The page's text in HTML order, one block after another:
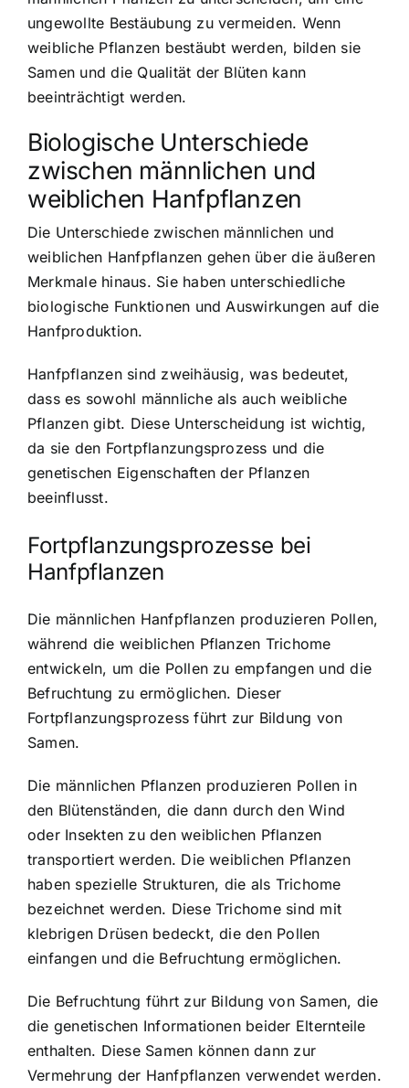
ungewollte Bestäubung zu vermeiden. Wenn
weibliche Pflanzen bestäubt werden, bilden sie
Samen und die Qualität der Blüten kann
beeinträchtigt werden.
Biologische Unterschiede
zwischen männlichen und
weiblichen Hanfpflanzen
Die Unterschiede zwischen männlichen und
weiblichen Hanfpflanzen gehen über die äußeren
Merkmale hinaus. Sie haben unterschiedliche
biologische Funktionen und Auswirkungen auf die
Hanfproduktion.
Hanfpflanzen sind zweihäusig, was bedeutet,
dass es sowohl männliche als auch weibliche
Pflanzen gibt. Diese Unterscheidung ist wichtig,
da sie den Fortpflanzungsprozess und die
genetischen Eigenschaften der Pflanzen
beeinflusst.
Fortpflanzungsprozesse bei
Hanfpflanzen
Die männlichen Hanfpflanzen produzieren Pollen,
während die weiblichen Pflanzen Trichome
entwickeln, um die Pollen zu empfangen und die
Befruchtung zu ermöglichen. Dieser
Fortpflanzungsprozess führt zur Bildung von
Samen.
Die männlichen Pflanzen produzieren Pollen in
den Blütenständen, die dann durch den Wind
oder Insekten zu den weiblichen Pflanzen
transportiert werden. Die weiblichen Pflanzen
haben spezielle Strukturen, die als Trichome
bezeichnet werden. Diese Trichome sind mit
klebrigen Drüsen bedeckt, die den Pollen
einfangen und die Befruchtung ermöglichen.
Die Befruchtung führt zur Bildung von Samen, die
die genetischen Informationen beider Elternteile
enthalten. Diese Samen können dann zur
Vermehrung der Hanfpflanzen verwendet werden.